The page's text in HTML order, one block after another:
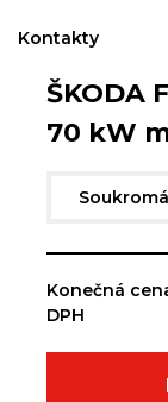
Kontakty
ŠKODA
70 kW
Konečná
DPH